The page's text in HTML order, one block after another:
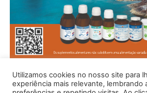
Utilizamos cookies no nosso site para
experiência mais relevante, lembrando